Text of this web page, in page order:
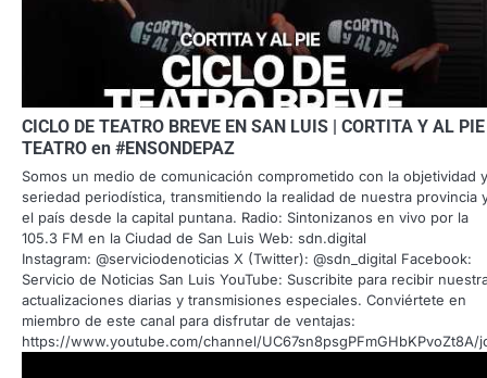
CICLO DE TEATRO BREVE EN SAN LUIS | CORTITA Y AL PIE
TEATRO en #ENSONDEPAZ
Somos un medio de comunicación comprometido con la objetividad
seriedad periodística, transmitiendo la realidad de nuestra provincia
el país desde la capital puntana. Radio: Sintonizanos en vivo por la
105.3 FM en la Ciudad de San Luis Web: sdn.digital
Instagram: @serviciodenoticias X (Twitter): @sdn_digital Facebook:
Servicio de Noticias San Luis YouTube: Suscribite para recibir
actualizaciones diarias y transmisiones especiales. Conviértete en
miembro de este canal para disfrutar de ventajas:
https://www.youtube.com/channel/UC67sn8psgPFmGHbKPvoZt8A/